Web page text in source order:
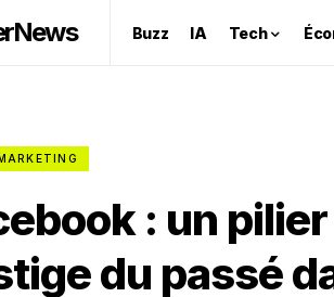
Buzz IA Tech
: un
du passé